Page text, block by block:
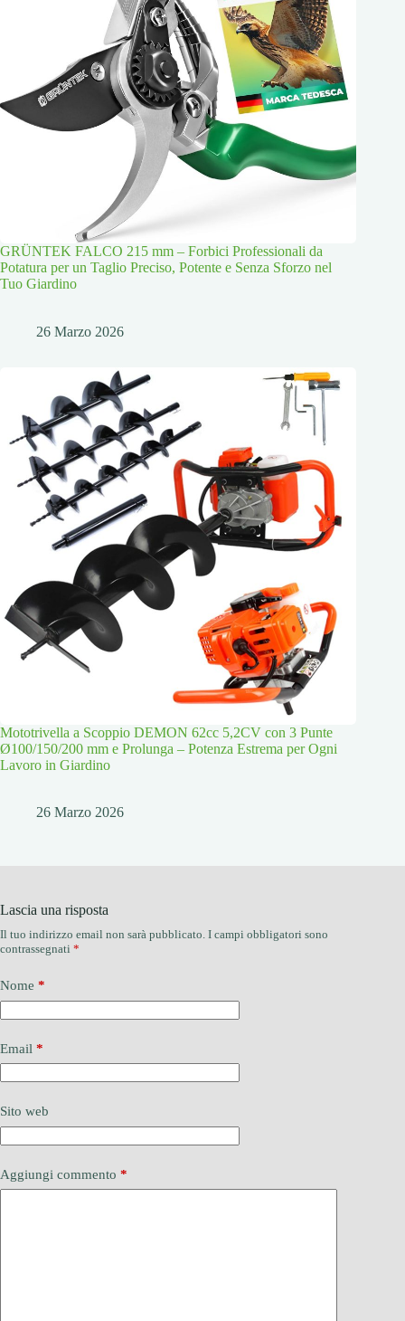
GRÜNTEK FALCO 215 mm – Forbici Professionali da
Potatura per un Taglio Preciso, Potente e Senza Sforzo nel
Tuo Giardino
26 Marzo 2026
Mototrivella a Scoppio DEMON 62cc 5,2CV con 3 Punte
Ø100/150/200 mm e Prolunga – Potenza Estrema per Ogni
Lavoro in Giardino
26 Marzo 2026
Lascia una risposta
Il tuo indirizzo email non sarà pubblicato. I campi obbligatori sono
contrassegnati *
Nome *
Email *
Sito web
Aggiungi commento *